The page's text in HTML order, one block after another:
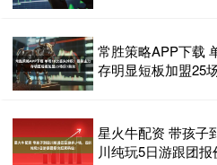
常胜策略APP下载
存明显短板加盟25
星火牛配资 带孩子
川纯玩5日游跟团报